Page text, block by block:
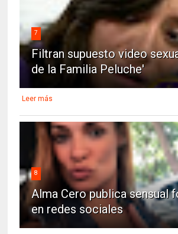
7
Filtran supuesto video
de la Familia Peluche'
Leer más
8
Alma Cero publica sensual
en redes sociales